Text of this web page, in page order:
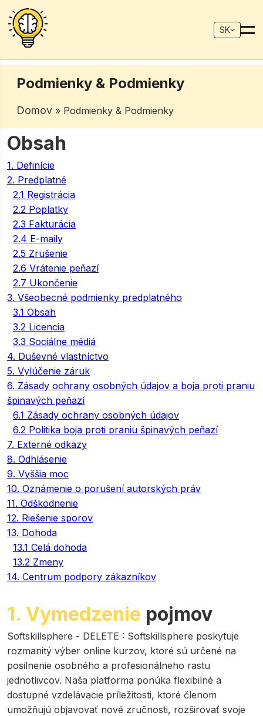
SK
Podmienky & Podmienky
Domov » Podmienky & Podmienky
Obsah
1. Definície
2. Predplatné
2.1 Registrácia
2.2 Poplatky
2.3 Fakturácia
2.4 E-maily
2.5 Zrušenie
2.6 Vrátenie peňazí
2.7 Ukončenie
3. Všeobecné podmienky predplatného
3.1 Obsah
3.2 Licencia
3.3 Sociálne médiá
4. Duševné vlastníctvo
5. Vylúčenie záruk
6. Zásady ochrany osobných údajov a boja proti praniu
špinavých peňazí
6.1 Zásady ochrany osobných údajov
6.2 Politika boja proti praniu špinavých peňazí
7. Externé odkazy
8. Odhlásenie
9. Vyššia moc
10. Oznámenie o porušení autorských práv
11. Odškodnenie
12. Riešenie sporov
13. Dohoda
13.1 Celá dohoda
13.2 Zmeny
14. Centrum podpory zákazníkov
1. Vymedzenie pojmov
Softskillsphere - DELETE : Softskillsphere poskytuje
rozmanitý výber online kurzov, ktoré sú určené na
posilnenie osobného a profesionálneho rastu
jednotlivcov. Naša platforma ponúka flexibilné a
dostupné vzdelávacie príležitosti, ktoré členom
umožňujú objavovať nové zručnosti, rozširovať svoje